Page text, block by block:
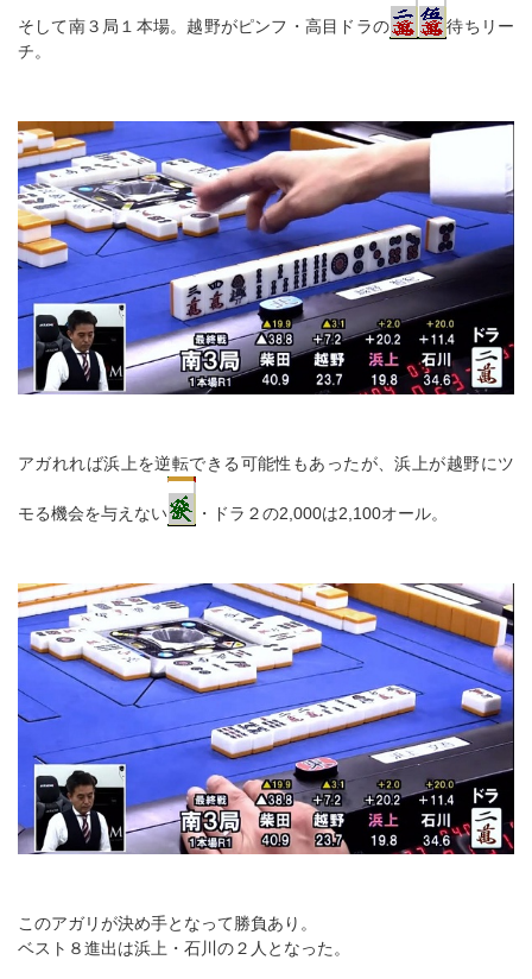
そして南３局１本場。越野がピンフ・高目ドラの
待ちリー
チ。
アガれれば浜上を逆転できる可能性もあったが、浜上が越野にツ
モる機会を与えない ・ドラ２の2,000は2,100オール。
このアガリが決め手となって勝負あり。
ベスト８進出は浜上・石川の２人となった。